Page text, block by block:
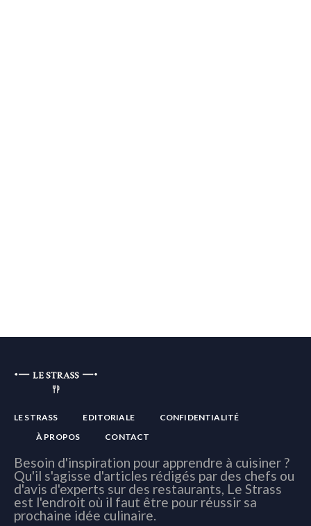
LE STRASS EDITORIALE
CONFIDENTIALITÉ
À PROPOS
CONTACT
Besoin d'inspiration pour apprendre à cuisiner ?
Qu'il s'agisse d'articles rédigés par des chefs ou
d'avis d'experts sur des restaurants, Le Strass
est l'endroit où il faut être pour réussir sa
prochaine idée culinaire.